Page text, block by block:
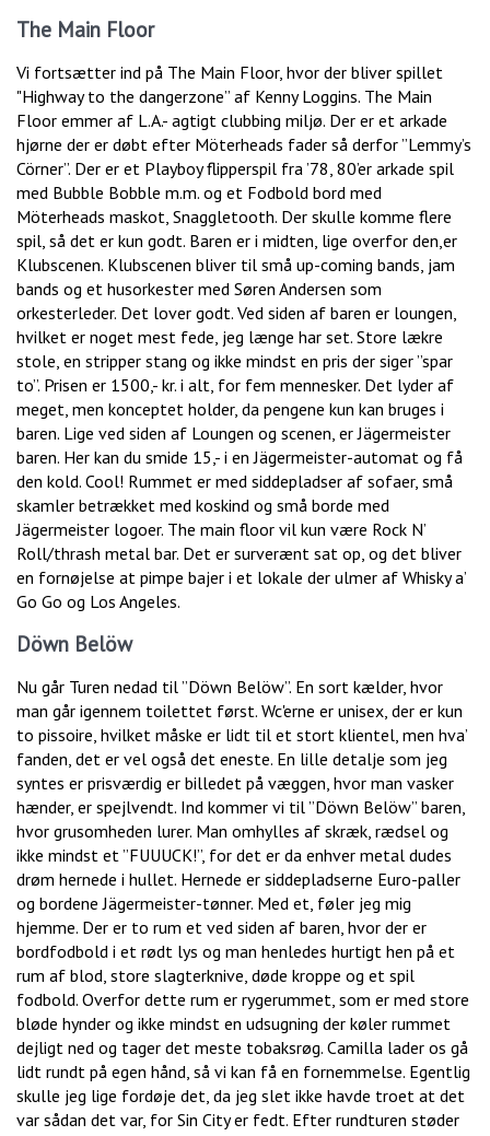
The Main Floor
Vi fortsætter ind på The Main Floor, hvor der bliver spillet
"Highway to the dangerzone” af Kenny Loggins. The Main
Floor emmer af L.A.- agtigt clubbing miljø. Der er et arkade
hjørne der er døbt efter Möterheads fader så derfor ”Lemmy’s
Cörner”. Der er et Playboy flipperspil fra ’78, 80’er arkade spil
med Bubble Bobble m.m. og et Fodbold bord med
Möterheads maskot, Snaggletooth. Der skulle komme flere
spil, så det er kun godt. Baren er i midten, lige overfor den,er
Klubscenen. Klubscenen bliver til små up-coming bands, jam
bands og et husorkester med Søren Andersen som
orkesterleder. Det lover godt. Ved siden af baren er loungen,
hvilket er noget mest fede, jeg længe har set. Store lækre
stole, en stripper stang og ikke mindst en pris der siger ”spar
to”. Prisen er 1500,- kr. i alt, for fem mennesker. Det lyder af
meget, men konceptet holder, da pengene kun kan bruges i
baren. Lige ved siden af Loungen og scenen, er Jägermeister
baren. Her kan du smide 15,- i en Jägermeister-automat og få
den kold. Cool! Rummet er med siddepladser af sofaer, små
skamler betrækket med koskind og små borde med
Jägermeister logoer. The main floor vil kun være Rock N’
Roll/thrash metal bar. Det er surverænt sat op, og det bliver
en fornøjelse at pimpe bajer i et lokale der ulmer af Whisky a’
Go Go og Los Angeles.
Döwn Belöw
Nu går Turen nedad til ”Döwn Belöw”. En sort kælder, hvor
man går igennem toilettet først. Wc'erne er unisex, der er kun
to pissoire, hvilket måske er lidt til et stort klientel, men hva’
fanden, det er vel også det eneste. En lille detalje som jeg
syntes er prisværdig er billedet på væggen, hvor man vasker
hænder, er spejlvendt. Ind kommer vi til ”Döwn Belöw” baren,
hvor grusomheden lurer. Man omhylles af skræk, rædsel og
ikke mindst et ”FUUUCK!”, for det er da enhver metal dudes
drøm hernede i hullet. Hernede er siddepladserne Euro-paller
og bordene Jägermeister-tønner. Med et, føler jeg mig
hjemme. Der er to rum et ved siden af baren, hvor der er
bordfodbold i et rødt lys og man henledes hurtigt hen på et
rum af blod, store slagterknive, døde kroppe og et spil
fodbold. Overfor dette rum er rygerummet, som er med store
bløde hynder og ikke mindst en udsugning der køler rummet
dejligt ned og tager det meste tobaksrøg. Camilla lader os gå
lidt rundt på egen hånd, så vi kan få en fornemmelse. Egentlig
skulle jeg lige fordøje det, da jeg slet ikke havde troet at det
var sådan det var, for Sin City er fedt. Efter rundturen støder